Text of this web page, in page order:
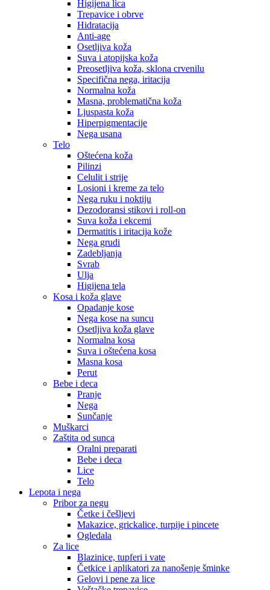
Higijena lica
Trepavice i obrve
Hidratacija
Anti-age
Osetljiva koža
Suva i atopijska koža
Preosetljiva koža, sklona crvenilu
Specifična nega, iritacija
Normalna koža
Masna, problematična koža
Ljuspasta koža
Hiperpigmentacije
Nega usana
Telo
Oštećena koža
Pilinzi
Celulit i strije
Losioni i kreme za telo
Nega ruku i noktiju
Dezodoransi stikovi i roll-on
Suva koža i ekcemi
Dermatitis i iritacija kože
Nega grudi
Zadebljanja
Svrab
Ulja
Higijena tela
Kosa i koža glave
Opadanje kose
Nega kose na suncu
Osetljiva koža glave
Normalna kosa
Suva i oštećena kosa
Masna kosa
Perut
Bebe i deca
Pranje
Nega
Sunčanje
Muškarci
Zaštita od sunca
Oralni preparati
Bebe i deca
Lice
Telo
Lepota i nega
Pribor za negu
Četke i češljevi
Makazice, grickalice, turpije i pincete
Ogledala
Za lice
Blazinice, tupferi i vate
Četkice i aplikatori za nanošenje šminke
Gelovi i pene za lice